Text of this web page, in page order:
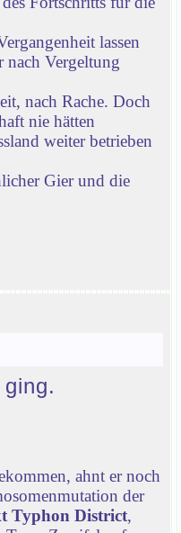
lassen
nach Vergeltung
nach Rache. Doch
nie hätten
weiter betrieben
Gier und die
ahnt er noch
der
Typhon District,